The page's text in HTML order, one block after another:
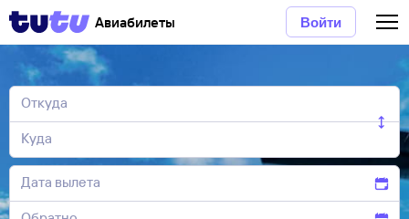
Авиабилеты Войти